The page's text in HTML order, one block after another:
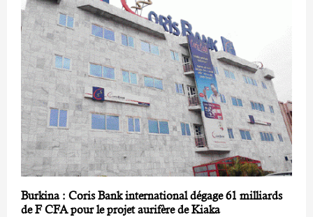
Burkina : Coris Bank international dégage 61 milliards
de F CFA pour le projet aurifère de Kiaka